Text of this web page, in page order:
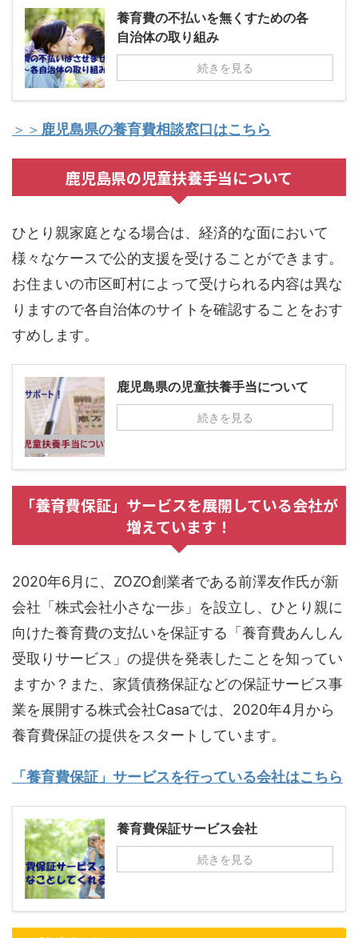
養育費の不払いを無くすための各
自治体の取り組み
続きを見る
＞＞ 鹿児島県の養育費相談窓口はこちら
鹿児島県の児童扶養手当について
ひとり親家庭となる場合は、経済的な面において
様々なケースで公的支援を受けることができます。
お住まいの市区町村によって受けられる内容は異な
りますので各自治体のサイトを確認することをおす
すめします。
鹿児島県の児童扶養手当について
続きを見る
「養育費保証」サービスを展開している会社が
増えています！
2020年6月に、ZOZO創業者である前澤友作氏が新
会社「株式会社小さな一歩」を設立し、ひとり親に
向けた養育費の支払いを保証する「養育費あんしん
受取りサービス」の提供を発表したことを知ってい
ますか？また、家賃債務保証などの保証サービス事
業を展開する株式会社Casaでは、2020年4月から
養育費保証の提供をスタートしています。
「養育費保証」サービスを行っている会社はこちら
養育費保証サービス会社
続きを見る